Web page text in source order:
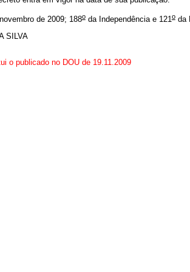
de 2009; 188oda Independência e 121oda
SILVA
o publicado no DOU de 19.11.2009